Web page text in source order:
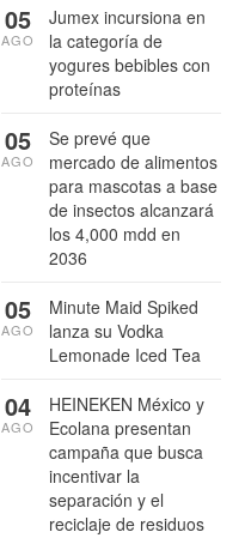
Jumex incursiona en
la categoría de
yogures bebibles con
proteínas
05
AGO
Se prevé que
mercado de alimentos
para mascotas a base
de insectos alcanzará
los 4,000 mdd en
2036
05
AGO
Minute Maid Spiked
lanza su Vodka
Lemonade Iced Tea
05
AGO
HEINEKEN México y
Ecolana presentan
campaña que busca
incentivar la
separación y el
reciclaje de residuos
04
AGO